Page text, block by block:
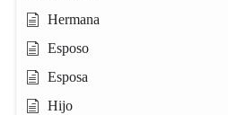
Hermana
Esposo
Esposa
Hijo